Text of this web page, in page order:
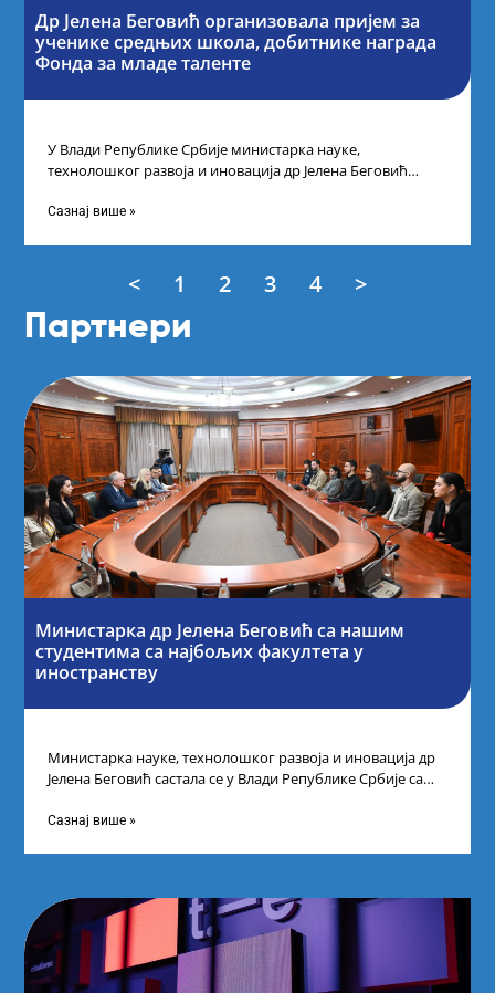
Др Јелена Беговић организовала пријем за
ученике средњих школа, добитнике награда
Фонда за младе таленте
У Влади Републике Србије министарка науке,
технолошког развоја и иновација др Јелена Беговић
Сазнај више »
< 1 2 3 4 >
Партнери
Министарка др Јелена Беговић са нашим
студентима са најбољих факултета у
иностранству
Министарка науке, технолошког развоја и иновација др
Јелена Беговић састала се у Влади Републике Србије са
Сазнај више »